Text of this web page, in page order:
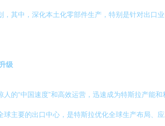
其中，深化本土化零部件生产，特别是针对出口
级
的“中国速度”和高效运营，迅速成为特斯拉产
主要的出口中心，是特斯拉优化全球生产布局